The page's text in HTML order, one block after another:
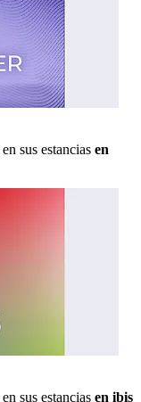
en sus estancias en
en sus estancias en ibis